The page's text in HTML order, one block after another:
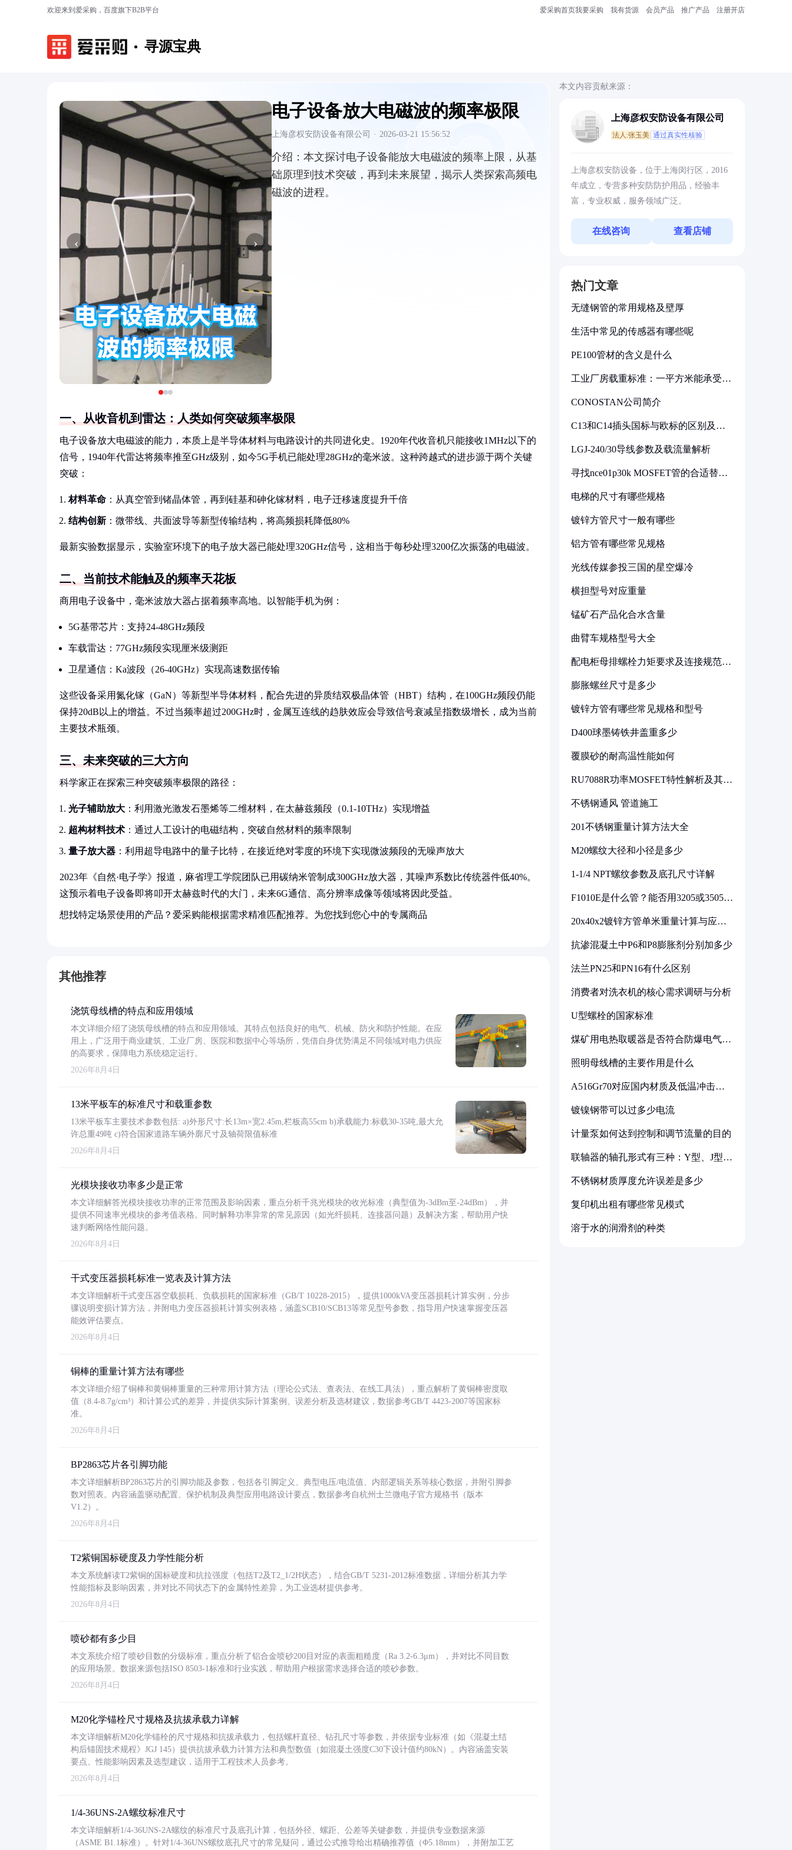
欢迎来到爱采购，百度旗下B2B平台 爱采购首页我要采购 我有货源 会员产品 推广产品 注册开店
寻源宝典
‹ ›
电子设备放大电磁波的频率极限
上海彦权安防设备有限公司 · 2026-03-21 15:56:52
介绍： 本文探讨电子设备能放大电磁波的频率上限，从基
础原理到技术突破，再到未来展望，揭示人类探索高频电
磁波的进程。
一、从收音机到雷达：人类如何突破频率极限
电子设备放大电磁波的能力，本质上是半导体材料与电路设计的共同进化史。1920年代收音机只能接收1MHz以下的
信号，1940年代雷达将频率推至GHz级别，如今5G手机已能处理28GHz的毫米波。这种跨越式的进步源于两个关键
突破：
材料革命 ：从真空管到锗晶体管，再到硅基和砷化镓材料，电子迁移速度提升千倍
结构创新 ：微带线、共面波导等新型传输结构，将高频损耗降低80%
最新实验数据显示，实验室环境下的电子放大器已能处理320GHz信号，这相当于每秒处理3200亿次振荡的电磁波。
二、当前技术能触及的频率天花板
商用电子设备中，毫米波放大器占据着频率高地。以智能手机为例：
5G基带芯片：支持24-48GHz频段
车载雷达：77GHz频段实现厘米级测距
卫星通信：Ka波段（26-40GHz）实现高速数据传输
这些设备采用氮化镓（GaN）等新型半导体材料，配合先进的异质结双极晶体管（HBT）结构，在100GHz频段仍能
保持20dB以上的增益。不过当频率超过200GHz时，金属互连线的趋肤效应会导致信号衰减呈指数级增长，成为当前
主要技术瓶颈。
三、未来突破的三大方向
科学家正在探索三种突破频率极限的路径：
光子辅助放大 ：利用激光激发石墨烯等二维材料，在太赫兹频段（0.1-10THz）实现增益
超构材料技术 ：通过人工设计的电磁结构，突破自然材料的频率限制
量子放大器 ：利用超导电路中的量子比特，在接近绝对零度的环境下实现微波频段的无噪声放大
2023年《自然·电子学》报道，麻省理工学院团队已用碳纳米管制成300GHz放大器，其噪声系数比传统器件低40%。
这预示着电子设备即将叩开太赫兹时代的大门，未来6G通信、高分辨率成像等领域将因此受益。
想找特定场景使用的产品？爱采购能根据需求精准匹配推荐。为您找到您心中的专属商品
其他推荐
浇筑母线槽的特点和应用领域
本文详细介绍了浇筑母线槽的特点和应用领域。其特点包括良好的电气、机械、防火和防护性能。在应
用上，广泛用于商业建筑、工业厂房、医院和数据中心等场所，凭借自身优势满足不同领域对电力供应
的高要求，保障电力系统稳定运行。
2026年8月4日
13米平板车的标准尺寸和载重参数
13米平板车主要技术参数包括: a)外形尺寸:长13m×宽2.45m,栏板高55cm b)承载能力:标载30-35吨,最大允
许总重49吨 c)符合国家道路车辆外廓尺寸及轴荷限值标准
2026年8月4日
光模块接收功率多少是正常
本文详细解答光模块接收功率的正常范围及影响因素，重点分析千兆光模块的收光标准（典型值为-3dBm至-24dBm），并
提供不同速率光模块的参考值表格。同时解释功率异常的常见原因（如光纤损耗、连接器问题）及解决方案，帮助用户快
速判断网络性能问题。
2026年8月4日
干式变压器损耗标准一览表及计算方法
本文详细解析干式变压器空载损耗、负载损耗的国家标准（GB/T 10228-2015），提供1000kVA变压器损耗计算实例，分步
骤说明变损计算方法，并附电力变压器损耗计算实例表格，涵盖SCB10/SCB13等常见型号参数，指导用户快速掌握变压器
能效评估要点。
2026年8月4日
铜棒的重量计算方法有哪些
本文详细介绍了铜棒和黄铜棒重量的三种常用计算方法（理论公式法、查表法、在线工具法），重点解析了黄铜棒密度取
值（8.4-8.7g/cm³）和计算公式的差异，并提供实际计算案例、误差分析及选材建议，数据参考GB/T 4423-2007等国家标
准。
2026年8月4日
BP2863芯片各引脚功能
本文详细解析BP2863芯片的引脚功能及参数，包括各引脚定义、典型电压/电流值、内部逻辑关系等核心数据，并附引脚参
数对照表。内容涵盖驱动配置、保护机制及典型应用电路设计要点，数据参考自杭州士兰微电子官方规格书（版本
V1.2）。
2026年8月4日
T2紫铜国标硬度及力学性能分析
本文系统解读T2紫铜的国标硬度和抗拉强度（包括T2及T2_1/2H状态），结合GB/T 5231-2012标准数据，详细分析其力学
性能指标及影响因素，并对比不同状态下的金属特性差异，为工业选材提供参考。
2026年8月4日
喷砂都有多少目
本文系统介绍了喷砂目数的分级标准，重点分析了铝合金喷砂200目对应的表面粗糙度（Ra 3.2-6.3μm），并对比不同目数
的应用场景。数据来源包括ISO 8503-1标准和行业实践，帮助用户根据需求选择合适的喷砂参数。
2026年8月4日
M20化学锚栓尺寸规格及抗拔承载力详解
本文详细解析M20化学锚栓的尺寸规格和抗拔承载力，包括螺杆直径、钻孔尺寸等参数，并依据专业标准（如《混凝土结
构后锚固技术规程》JGJ 145）提供抗拔承载力计算方法和典型数值（如混凝土强度C30下设计值约80kN）。内容涵盖安装
要点、性能影响因素及选型建议，适用于工程技术人员参考。
2026年8月4日
1/4-36UNS-2A螺纹标准尺寸
本文详细解析1/4-36UNS-2A螺纹的标准尺寸及底孔计算，包括外径、螺距、公差等关键参数，并提供专业数据来源
（ASME B1.1标准）。针对1/4-36UNS螺纹底孔尺寸的常见疑问，通过公式推导给出精确推荐值（Φ5.18mm），并附加工艺
本文内容贡献来源：
上海彦权安防设备有限公司
法人:张玉美 通过真实性核验
上海彦权安防设备，位于上海闵行区，2016
年成立，专营多种安防防护用品，经验丰
富，专业权威，服务领域广泛。
在线咨询 查看店铺
热门文章
无缝钢管的常用规格及壁厚
生活中常见的传感器有哪些呢
PE100管材的含义是什么
工业厂房载重标准：一平方米能承受多
CONOSTAN公司简介
C13和C14插头国标与欧标的区别及其
LGJ-240/30导线参数及载流量解析
寻找nce01p30k MOSFET管的合适替代
电梯的尺寸有哪些规格
镀锌方管尺寸一般有哪些
铝方管有哪些常见规格
光线传媒参投三国的星空爆冷
横担型号对应重量
锰矿石产品化合水含量
曲臂车规格型号大全
配电柜母排螺栓力矩要求及连接规范详
膨胀螺丝尺寸是多少
镀锌方管有哪些常见规格和型号
D400球墨铸铁井盖重多少
覆膜砂的耐高温性能如何
RU7088R功率MOSFET特性解析及其在
不锈钢通风 管道施工
201不锈钢重量计算方法大全
M20螺纹大径和小径是多少
1-1/4 NPT螺纹参数及底孔尺寸详解
F1010E是什么管？能否用3205或3505代
20x40x2镀锌方管单米重量计算与应用
抗渗混凝土中P6和P8膨胀剂分别加多少
法兰PN25和PN16有什么区别
消费者对洗衣机的核心需求调研与分析
U型螺栓的国家标准
煤矿用电热取暖器是否符合防爆电气设
照明母线槽的主要作用是什么
A516Gr70对应国内材质及低温冲击要
镀镍钢带可以过多少电流
计量泵如何达到控制和调节流量的目的
联轴器的轴孔形式有三种：Y型、J型、
不锈钢材质厚度允许误差是多少
复印机出租有哪些常见模式
溶于水的润滑剂的种类